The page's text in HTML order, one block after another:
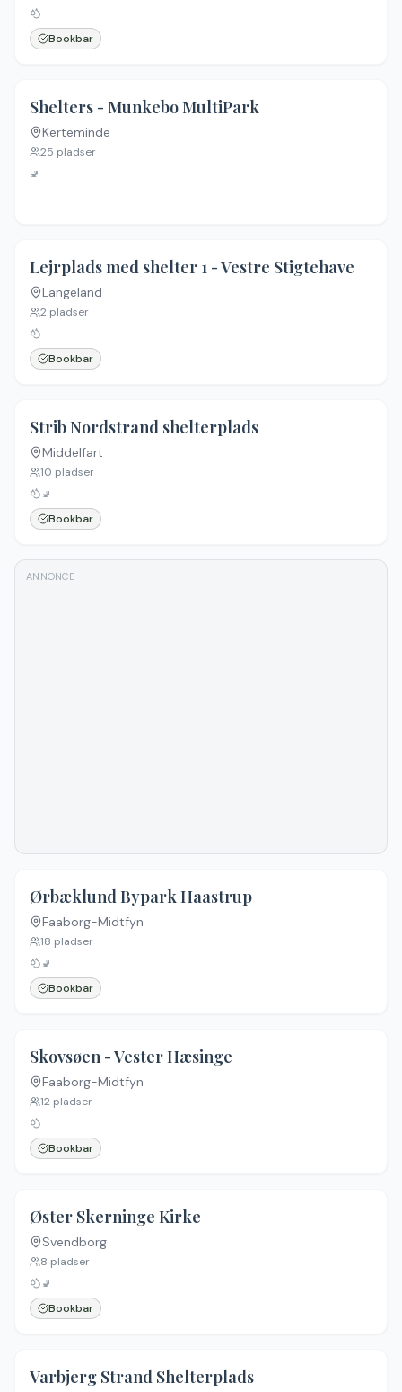
Bookbar
Shelters - Munkebo MultiPark
Kerteminde
25 pladser
🚽
4.1(10
Lejrplads med shelter 1 - Vestre Stigtehave
Langeland
2 pladser
Bookbar
Strib Nordstrand shelterplads
Middelfart
10 pladser
🚽
Bookbar
ANNONCE
Ørbæklund Bypark Haastrup
Faaborg-Midtfyn
18 pladser
🚽
Bookbar
Skovsøen - Vester Hæsinge
Faaborg-Midtfyn
12 pladser
Bookbar
Øster Skerninge Kirke
Svendborg
8 pladser
🚽
Bookbar
Varbjerg Strand Shelterplads